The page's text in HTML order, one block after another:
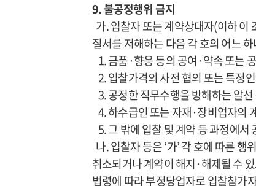
9. 불공정행위 금지
가. 입찰자 또는 계약상대자(이하 이
질서를 저해하는 다음 각 호의 어느
1. 금품·향응 등의 공여·약속 또는
2. 입찰가격의 사전 협의 또는 특정
3. 공정한 직무수행을 방해하는 알
4. 하수급인 또는 자재·장비업자의
5. 그 밖에 입찰 및 계약 등 과정에서
나. 입찰자 등은 ‘가’ 각 호에 따른
취소되거나 계약이 해지·해제될 수
법령에 따라 부정당업자로 입찰참가